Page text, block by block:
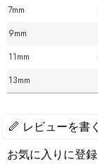
7mm
9mm
11mm
13mm
レビューを書く
お気に入りに登録